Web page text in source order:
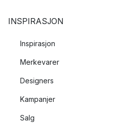
INSPIRASJON
Inspirasjon
Merkevarer
Designers
Kampanjer
Salg